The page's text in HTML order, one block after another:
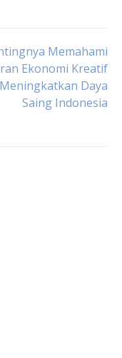
Memahami
Ekonomi Kreatif
Daya
Saing Indonesia